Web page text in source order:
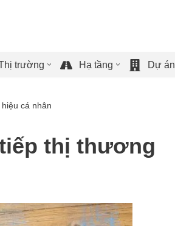
trường Hạ tầng Dự án
cá nhân
thị thương